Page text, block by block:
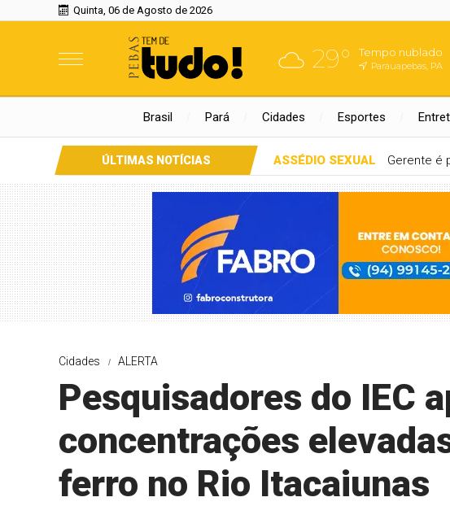
Quinta, 06 de Agosto de 2026
29° Tempo nublado
Parauapebas, PA
Brasil Pará Cidades Esportes
ÚLTIMAS NOTÍCIAS ASSÉDIO SEXUAL Gerente é
Cidades ALERTA
Pesquisadores do IEC
concentrações
ferro no Rio Itacaiunas